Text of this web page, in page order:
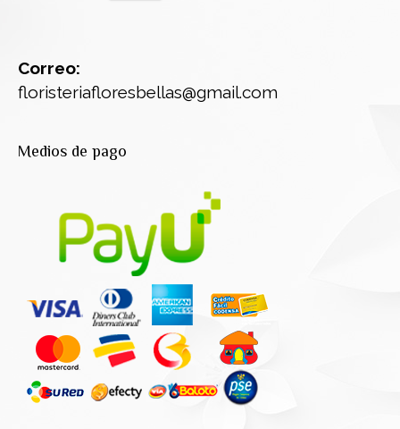
Correo:
floristeriafloresbellas@gmail.com
Medios de pago